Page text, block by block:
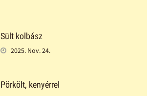
Sült kolbász
2025. Nov. 24.
Pörkölt, kenyérrel